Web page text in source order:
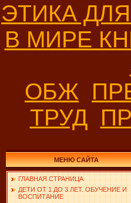
ЭТИКА
В МИРЕ
ОБЖ
ТРУД
МЕНЮ САЙТА
ГЛАВНАЯ СТРАНИЦА
ДЕТИ ОТ 1 ДО 3 ЛЕТ. ОБУЧЕНИЕ И
ВОСПИТАНИЕ